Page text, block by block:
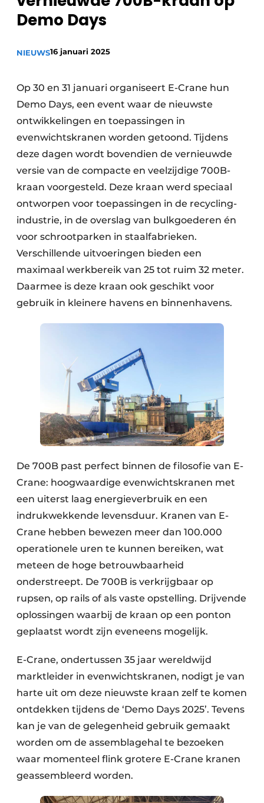
recyclingstroom in België
Vacature aanmelden
Vacatures
Safety First
Recyclinginstallaties
Detectieapparatuur
Persen
Stofbeheersing
Uitrustingsstukken
Shredders
Transportbanden
Bouw & Sloopafval
Elektronisch Afval
Glasrecyclage
Houtafval
Kunststofafval
Medisch afval
Metaalrecyclage
Papierafval
Textielrecyclage
Demo Days
NIEUWS16 januari 2025
Op 30 en 31 januari organiseert E-Crane hun
Demo Days, een event waar de nieuwste
ontwikkelingen en toepassingen in
evenwichtskranen worden getoond. Tijdens
deze dagen wordt bovendien de vernieuwde
versie van de compacte en veelzijdige 700B-
kraan voorgesteld. Deze kraan werd speciaal
ontworpen voor toepassingen in de recycling-
industrie, in de overslag van bulkgoederen én
voor schrootparken in staalfabrieken.
Verschillende uitvoeringen bieden een
maximaal werkbereik van 25 tot ruim 32 meter.
Daarmee is deze kraan ook geschikt voor
gebruik in kleinere havens en binnenhavens.
De 700B past perfect binnen de filosofie van E-
Crane: hoogwaardige evenwichtskranen met
een uiterst laag energieverbruik en een
indrukwekkende levensduur. Kranen van E-
Crane hebben bewezen meer dan 100.000
operationele uren te kunnen bereiken, wat
meteen de hoge betrouwbaarheid
onderstreept. De 700B is verkrijgbaar op
rupsen, op rails of als vaste opstelling. Drijvende
oplossingen waarbij de kraan op een ponton
geplaatst wordt zijn eveneens mogelijk.
E-Crane, ondertussen 35 jaar wereldwijd
marktleider in evenwichtskranen, nodigt je van
harte uit om deze nieuwste kraan zelf te komen
ontdekken tijdens de ‘Demo Days 2025’. Tevens
kan je van de gelegenheid gebruik gemaakt
worden om de assemblagehal te bezoeken
waar momenteel flink grotere E-Crane kranen
geassembleerd worden.